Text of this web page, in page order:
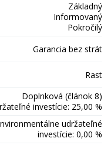
Základný
Informovaný
Pokročilý
Garancia bez strát
Rast
Doplnková (článok 8)
investície: 25,00 %
udržateľné
investície: 0,00 %